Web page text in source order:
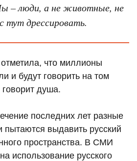
– люди, а не животные, не
тут дрессировать.
что миллионы
и будут говорить на том
душа.
последних лет разные
пытаются выдавить русский
пространства. В СМИ
использование русского